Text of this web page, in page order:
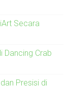
Secara
Dancing Crab
Presisi di